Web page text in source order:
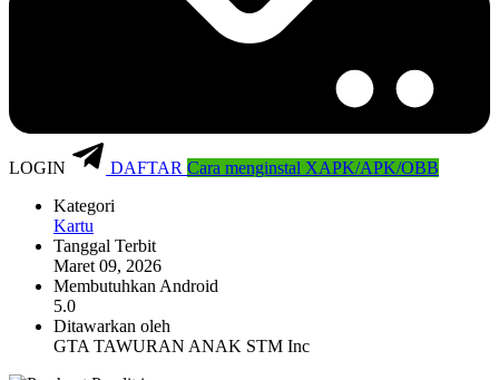
LOGIN DAFTAR Cara menginstal XAPK/APK/OBB
Kategori
Kartu
Tanggal Terbit
Maret 09, 2026
Membutuhkan Android
5.0
Ditawarkan oleh
GTA TAWURAN ANAK STM Inc